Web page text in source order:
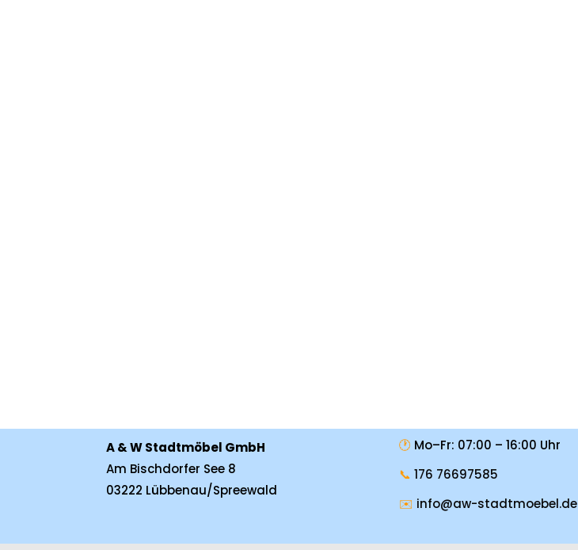
A & W Stadtmöbel GmbH
Am Bischdorfer See 8
03222 Lübbenau/Spreewald
🕐 Mo–Fr: 07:00 – 16:00 Uhr
📞 176 76697585
✉️ info@aw-stadtmoebel.de